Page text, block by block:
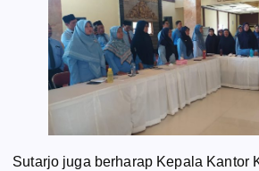
Sutarjo juga berharap Kepala Kantor